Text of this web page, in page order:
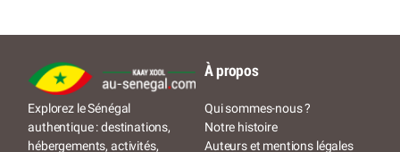
Explorez le Sénégal
authentique : destinations,
hébergements, activités,
À propos
Qui sommes-nous ?
Notre histoire
Auteurs et mentions légales